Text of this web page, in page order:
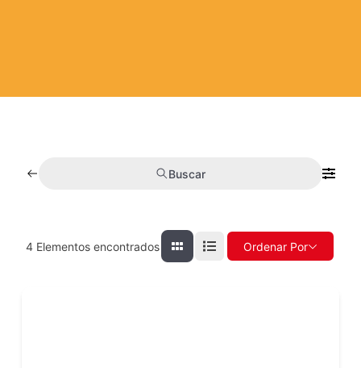
Buscar
4 Elementos encontrados Ordenar Por